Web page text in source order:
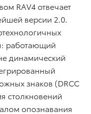
RAV4 отвечает
версии 2.0.
работающий
динамический
знаков (DRCC
столкновений
опознавания